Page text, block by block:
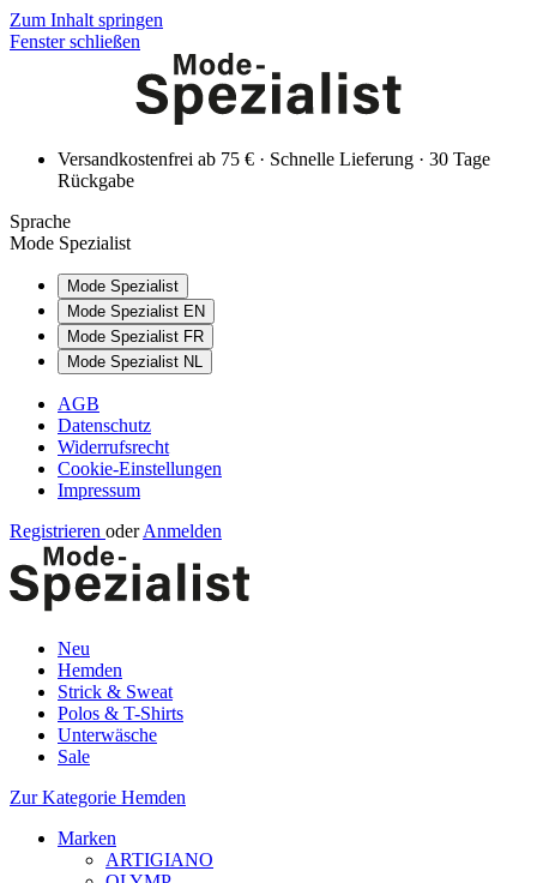
Zum Inhalt springen
Fenster schließen
Versandkostenfrei ab 75 € · Schnelle Lieferung · 30 Tage
Rückgabe
Sprache
Mode Spezialist
Mode Spezialist
Mode Spezialist EN
Mode Spezialist FR
Mode Spezialist NL
AGB
Datenschutz
Widerrufsrecht
Cookie-Einstellungen
Impressum
Registrieren oder Anmelden
Neu
Hemden
Strick & Sweat
Polos & T-Shirts
Unterwäsche
Sale
Zur Kategorie Hemden
Marken
ARTIGIANO